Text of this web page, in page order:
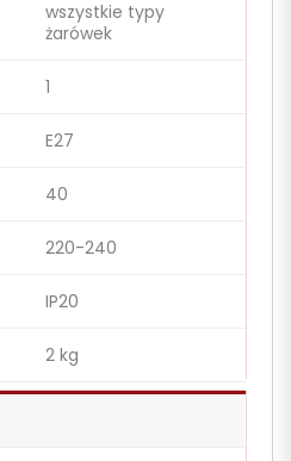
wszystkie typy
żarówek
1
E27
40
220-240
IP20
2 kg